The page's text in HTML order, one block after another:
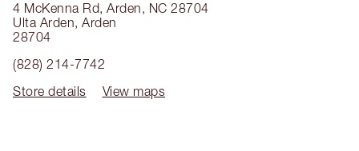
4 McKenna Rd, Arden, NC 28704
Ulta Arden, Arden
28704
(828) 214-7742
Store details
View maps